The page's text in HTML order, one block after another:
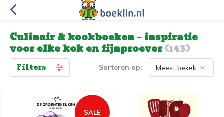
Culinair & kookboeken – inspiratie
voor elke kok en fijnproever(143)
Filters Sorteren op:
SALE